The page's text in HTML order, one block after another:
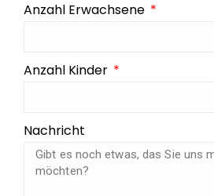
Anzahl Erwachsene
Anzahl Kinder
Nachricht